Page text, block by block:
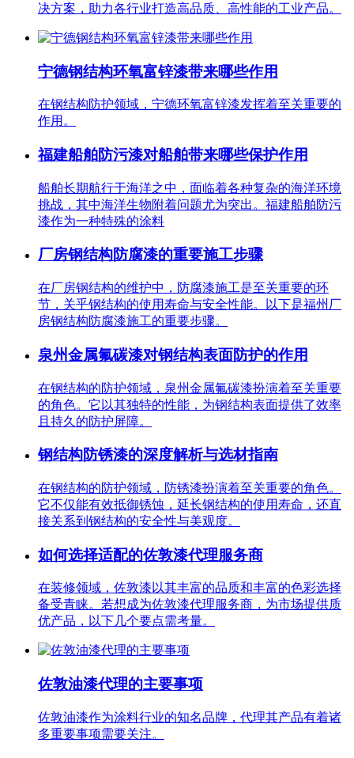
决方案，助力各行业打造高品质、高性能的工业产品。
宁德钢结构环氧富锌漆带来哪些作用
在钢结构防护领域，宁德环氧富锌漆发挥着至关重要的
作用。
福建船舶防污漆对船舶带来哪些保护作用
船舶长期航行于海洋之中，面临着各种复杂的海洋环境
挑战，其中海洋生物附着问题尤为突出。福建船舶防污
漆作为一种特殊的涂料
厂房钢结构防腐漆的重要施工步骤
在厂房钢结构的维护中，防腐漆施工是至关重要的环
节，关乎钢结构的使用寿命与安全性能。以下是福州厂
房钢结构防腐漆施工的重要步骤。
泉州金属氟碳漆对钢结构表面防护的作用
在钢结构的防护领域，泉州金属氟碳漆扮演着至关重要
的角色。它以其独特的性能，为钢结构表面提供了效率
且持久的防护屏障。
钢结构防锈漆的深度解析与选材指南
在钢结构的防护领域，防锈漆扮演着至关重要的角色。
它不仅能有效抵御锈蚀，延长钢结构的使用寿命，还直
接关系到钢结构的安全性与美观度。
如何选择适配的佐敦漆代理服务商
在装修领域，佐敦漆以其丰富的品质和丰富的色彩选择
备受青睐。若想成为佐敦漆代理服务商，为市场提供质
优产品，以下几个要点需考量。
佐敦油漆代理的主要事项
佐敦油漆作为涂料行业的知名品牌，代理其产品有着诸
多重要事项需要关注。